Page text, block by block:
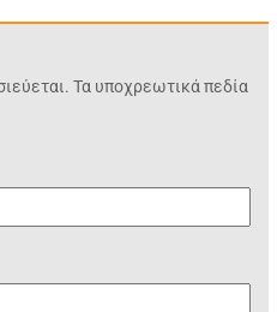
Τα υποχρεωτικά πεδία